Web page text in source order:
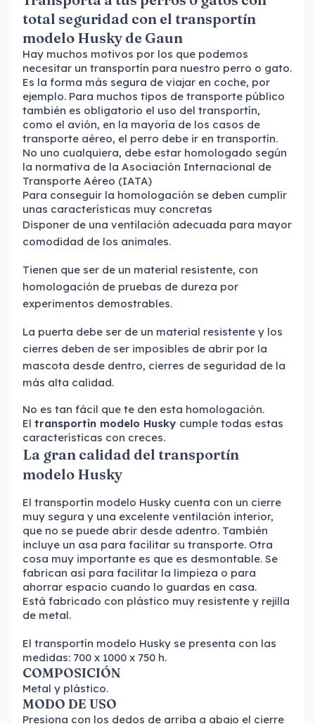
total seguridad con el transportín
modelo Husky de Gaun
Hay muchos motivos por los que podemos
necesitar un transportín para nuestro perro o gato.
Es la forma más segura de viajar en coche, por
ejemplo. Para muchos tipos de transporte público
también es obligatorio el uso del transportín,
como el avión, en la mayoría de los casos de
transporte aéreo, el perro debe ir en transportín.
No uno cualquiera, debe estar homologado según
la normativa de la Asociación Internacional de
Transporte Aéreo (IATA)
Para conseguir la homologación se deben cumplir
unas características muy concretas
Disponer de una ventilación adecuada para mayor
comodidad de los animales.
Tienen que ser de un material resistente, con
homologación de pruebas de dureza por
experimentos demostrables.
La puerta debe ser de un material resistente y los
cierres deben de ser imposibles de abrir por la
mascota desde dentro, cierres de seguridad de la
más alta calidad.
No es tan fácil que te den esta homologación.
El transportín modelo Husky cumple todas estas
características con creces.
La gran calidad del transportín
modelo Husky
El transportín modelo Husky cuenta con un cierre
muy segura y una excelente ventilación interior,
que no se puede abrir desde adentro. También
incluye un asa para facilitar su transporte. Otra
cosa muy importante es que es desmontable. Se
fabrican así para facilitar la limpieza o para
ahorrar espacio cuando lo guardas en casa.
Está fabricado con plástico muy resistente y rejilla
de metal.
El transportín modelo Husky se presenta con las
medidas: 700 x 1000 x 750 h.
COMPOSICIÓN
Metal y plástico.
MODO DE USO
Presiona con los dedos de arriba a abajo el cierre